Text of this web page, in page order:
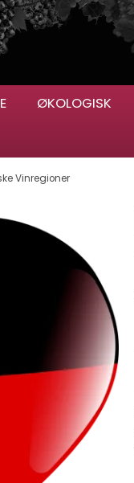
ØKOLOGISK
Vinregioner